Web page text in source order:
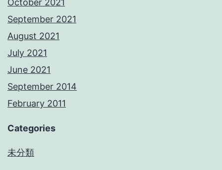
October 2021
September 2021
August 2021
July 2021
June 2021
September 2014
February 2011
Categories
未分類